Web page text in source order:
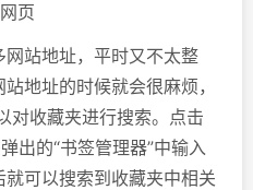
页
站地址，平时又不太整
地址的时候就会很麻烦，
对收藏夹进行搜索。点击
出的“书签管理器”中输入
可以搜索到收藏夹中相关